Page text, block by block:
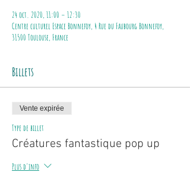
24 oct. 2020, 11:00 – 12:30
Centre culturel Espace Bonnefoy, 4 Rue du Faubourg Bonnefoy,
31500 Toulouse, France
Billets
Vente expirée
Type de billet
Créatures fantastique pop up
Plus d'info